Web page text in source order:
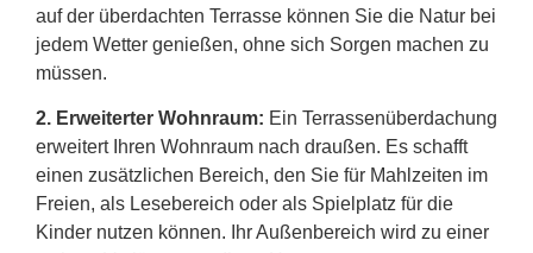
auf der überdachten Terrasse können Sie die Natur bei
jedem Wetter genießen, ohne sich Sorgen machen zu
müssen.
2. Erweiterter Wohnraum: Ein Terrassenüberdachung
erweitert Ihren Wohnraum nach draußen. Es schafft
einen zusätzlichen Bereich, den Sie für Mahlzeiten im
Freien, als Lesebereich oder als Spielplatz für die
Kinder nutzen können. Ihr Außenbereich wird zu einer